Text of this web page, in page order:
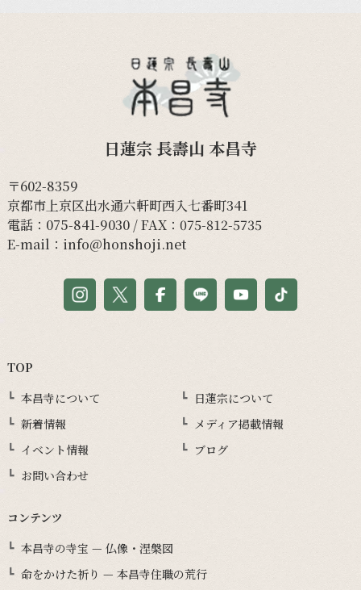
日蓮宗 長壽山 本昌寺
〒602-8359
京都市上京区出水通六軒町西入七番町341
電話： 075-841-9030/ FAX：075-812-5735
E-mail： info@honshoji.net
TOP
本昌寺について
日蓮宗について
新着情報
メディア掲載情報
イベント情報
ブログ
お問い合わせ
コンテンツ
本昌寺の寺宝 — 仏像・涅槃図
命をかけた祈り — 本昌寺住職の荒行